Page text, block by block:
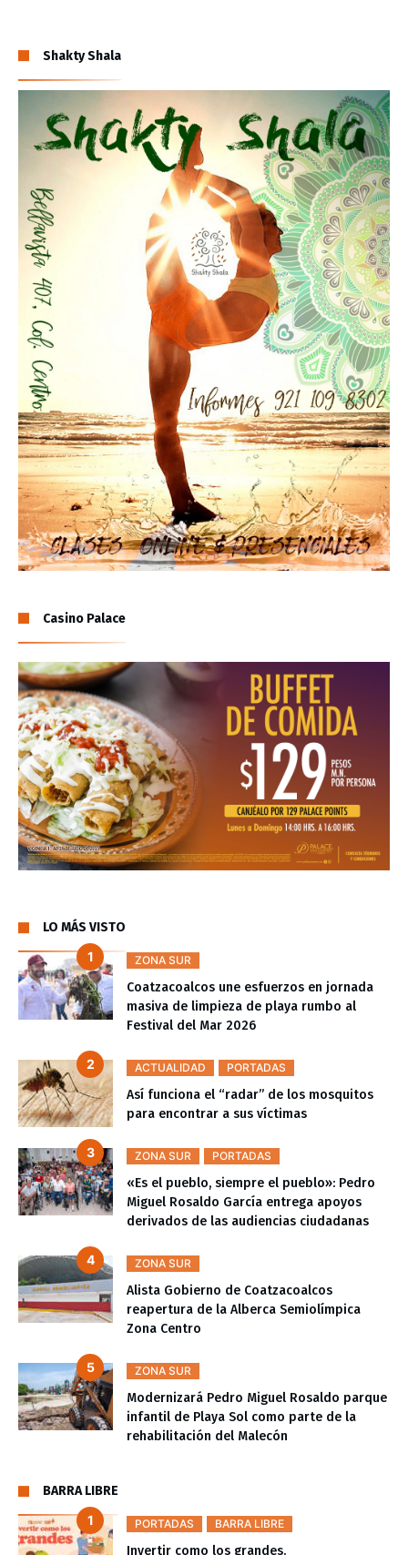
Shakty Shala
Casino Palace
LO MÁS VISTO
ZONA SUR
Coatzacoalcos une esfuerzos en jornada
masiva de limpieza de playa rumbo al
Festival del Mar 2026
ACTUALIDAD PORTADAS
Así funciona el “radar” de los mosquitos
para encontrar a sus víctimas
ZONA SUR PORTADAS
«Es el pueblo, siempre el pueblo»: Pedro
Miguel Rosaldo García entrega apoyos
derivados de las audiencias ciudadanas
ZONA SUR
Alista Gobierno de Coatzacoalcos
reapertura de la Alberca Semiolímpica
Zona Centro
ZONA SUR
Modernizará Pedro Miguel Rosaldo parque
infantil de Playa Sol como parte de la
rehabilitación del Malecón
BARRA LIBRE
PORTADAS BARRA LIBRE
Invertir como los grandes.